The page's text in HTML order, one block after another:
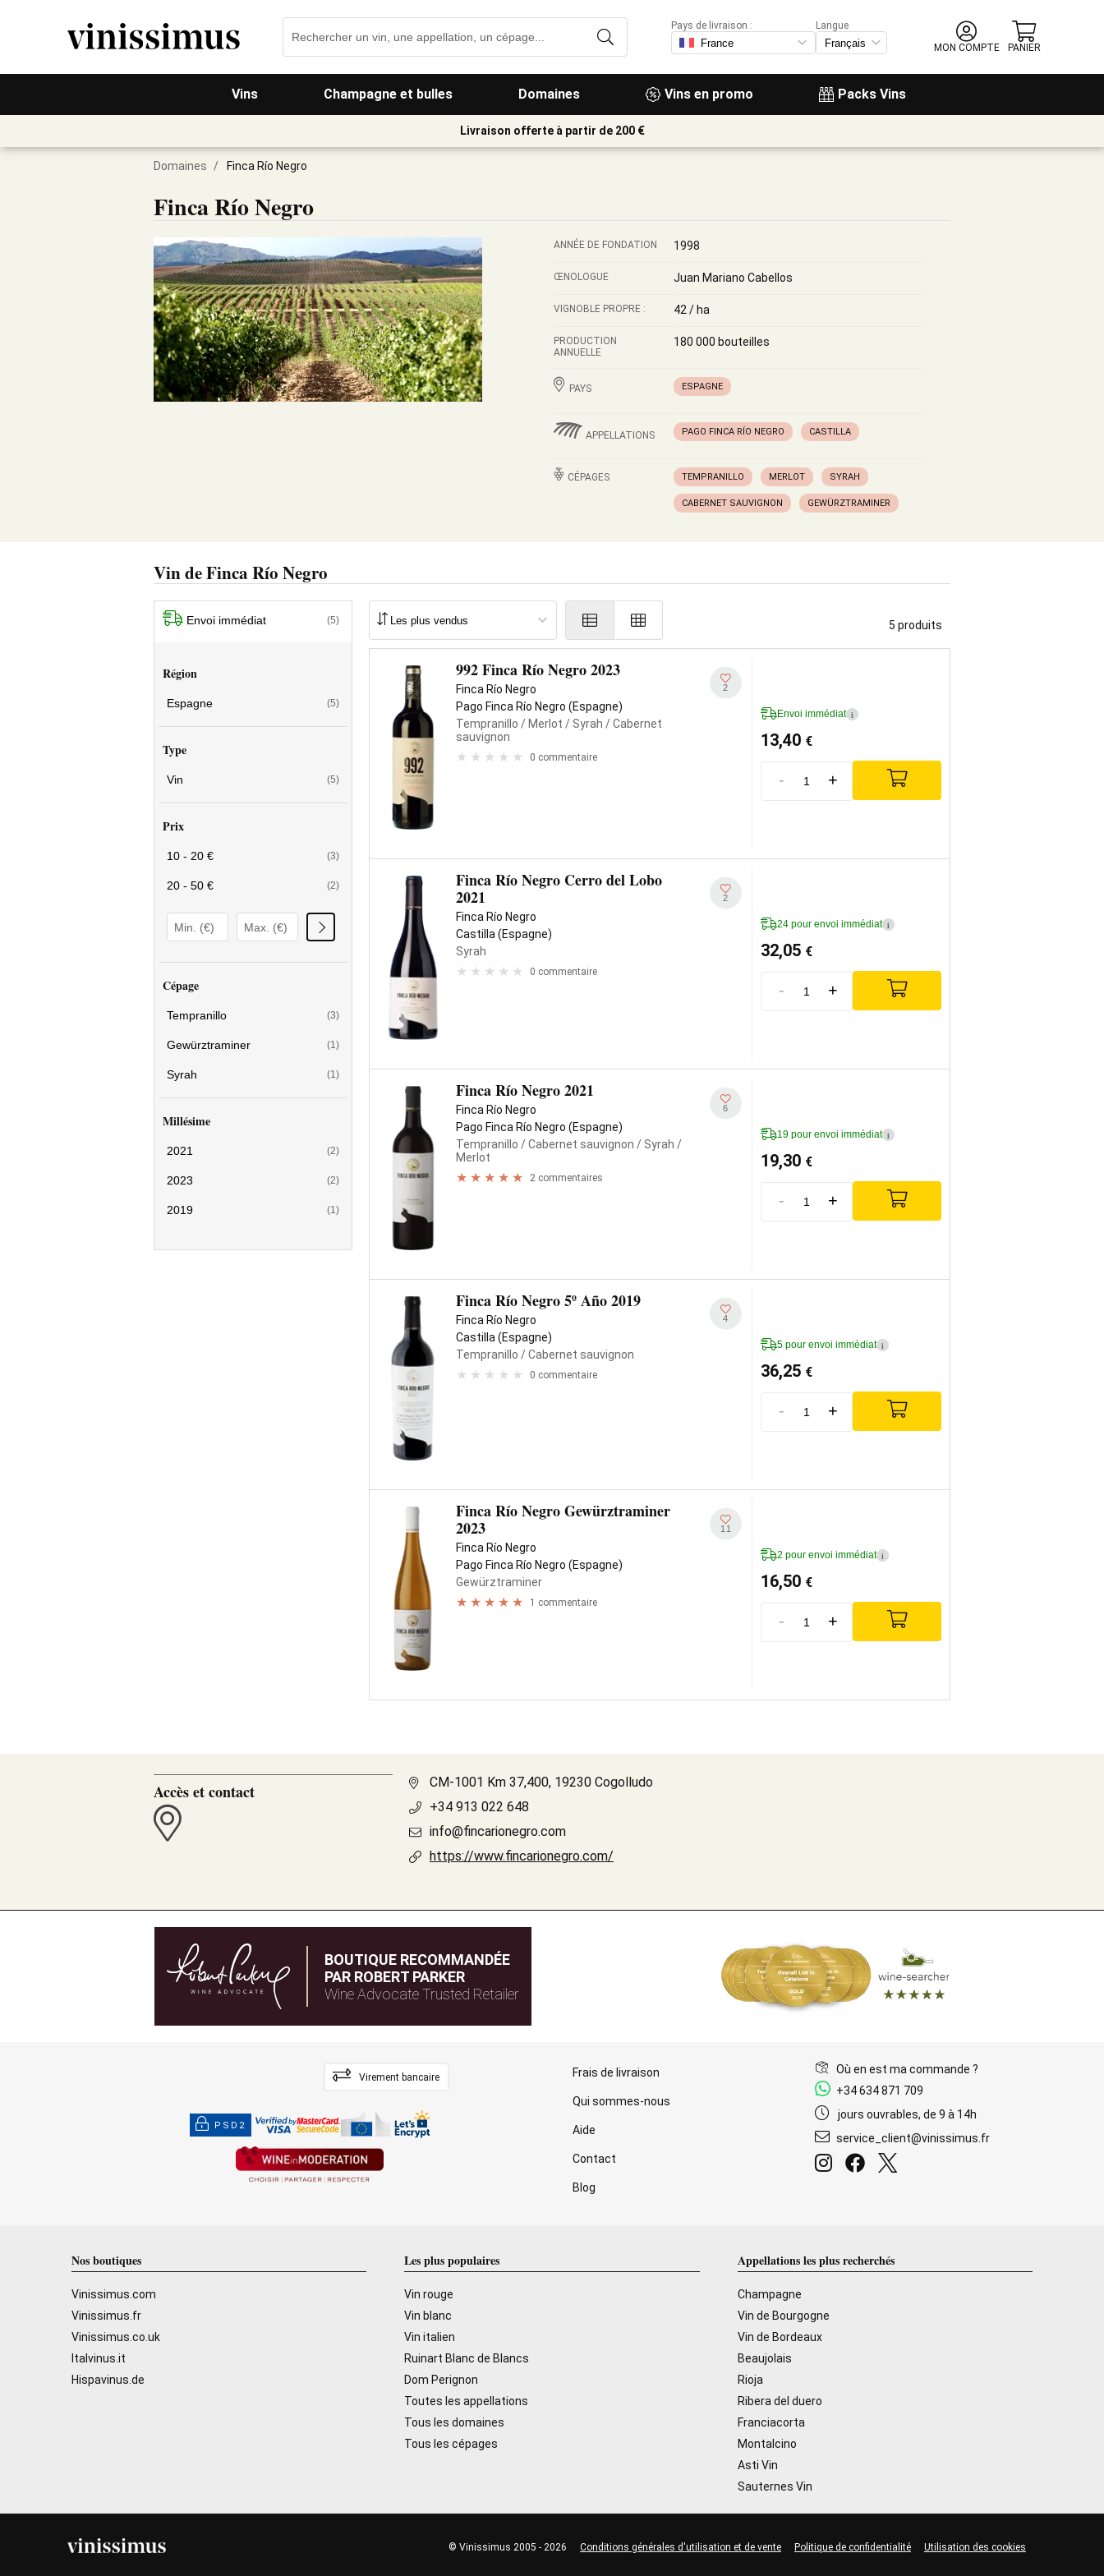
Vins Champagne et bulles Domaines Vins en promo Packs Vins
Pays de livraison :
Langue
MON COMPTE
PANIER
Livraison offerte à partir de 200 €
Domaines / Finca Río Negro
Finca Río Negro
ANNÉE DE FONDATION 1998
ŒNOLOGUE Juan Mariano Cabellos
VIGNOBLE PROPRE : 42 / ha
PRODUCTION
ANNUELLE
180 000 bouteilles
PAYS ESPAGNE
APPELLATIONS PAGO FINCA RÍO NEGRO CASTILLA
CÉPAGES TEMPRANILLO MERLOT SYRAH
CABERNET SAUVIGNON GEWÜRZTRAMINER
Vin de Finca Río Negro
Envoi immédiat (5)
Région
Espagne (5)
Type
Vin (5)
Prix
10 - 20 € (3)
20 - 50 € (2)
Cépage
Tempranillo (3)
Gewürztraminer (1)
Syrah (1)
Millésime
2021 (2)
2023 (2)
2019 (1)
5 produits
992 Finca Río Negro 2023
Finca Río Negro
Pago Finca Río Negro (Espagne)
Tempranillo / Merlot / Syrah / Cabernet
sauvignon
0 commentaire
2
Envoi immédiat i
13,40 €
- +
Finca Río Negro Cerro del Lobo
2021
Finca Río Negro
Castilla (Espagne)
Syrah
0 commentaire
2
24 pour envoi immédiat i
32,05 €
- +
Finca Río Negro 2021
Finca Río Negro
Pago Finca Río Negro (Espagne)
Tempranillo / Cabernet sauvignon / Syrah /
Merlot
2 commentaires
6
19 pour envoi immédiat i
19,30 €
- +
Finca Río Negro 5º Año 2019
Finca Río Negro
Castilla (Espagne)
Tempranillo / Cabernet sauvignon
0 commentaire
4
5 pour envoi immédiat i
36,25 €
- +
Finca Río Negro Gewürztraminer
2023
Finca Río Negro
Pago Finca Río Negro (Espagne)
Gewürztraminer
1 commentaire
11
2 pour envoi immédiat i
16,50 €
- +
Accès et contact
CM-1001 Km 37,400, 19230 Cogolludo
+34 913 022 648
info@fincarionegro.com
https://www.fincarionegro.com/
BOUTIQUE RECOMMANDÉE
PAR ROBERT PARKER
Wine Advocate Trusted Retailer
Virement bancaire
PSD2
Frais de livraison
Qui sommes-nous
Aide
Contact
Blog
Où en est ma commande ?
+34 634 871 709
jours ouvrables, de 9 à 14h
service_client@vinissimus.fr
Nos boutiques
Vinissimus.com
Vinissimus.fr
Vinissimus.co.uk
Italvinus.it
Hispavinus.de
Les plus populaires
Vin rouge
Vin blanc
Vin italien
Ruinart Blanc de Blancs
Dom Perignon
Toutes les appellations
Tous les domaines
Tous les cépages
Appellations les plus recherchés
Champagne
Vin de Bourgogne
Vin de Bordeaux
Beaujolais
Rioja
Ribera del duero
Franciacorta
Montalcino
Asti Vin
Sauternes Vin
© Vinissimus 2005 - 2026 Conditions générales d'utilisation et de vente Politique de confidentialité Utilisation des cookies